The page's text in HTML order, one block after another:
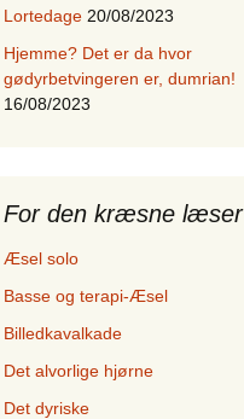
Lortedage 20/08/2023
Hjemme? Det er da hvor
gødyrbetvingeren er, dumrian!
16/08/2023
For den kræsne læser
Æsel solo
Basse og terapi-Æsel
Billedkavalkade
Det alvorlige hjørne
Det dyriske